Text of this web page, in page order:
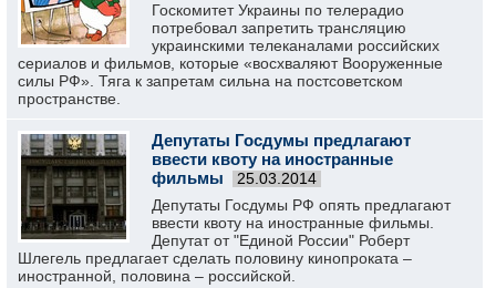
Госкомитет Украины по телерадио
потребовал запретить трансляцию
украинскими телеканалами российских
сериалов и фильмов, которые «восхваляют Вооруженные
силы РФ». Тяга к запретам сильна на постсоветском
пространстве.
Депутаты Госдумы предлагают
ввести квоту на иностранные
фильмы
25.03.2014
Депутаты Госдумы РФ опять предлагают
ввести квоту на иностранные фильмы.
Депутат от "Единой России" Роберт
Шлегель предлагает сделать половину кинопроката –
иностранной, половина – российской.